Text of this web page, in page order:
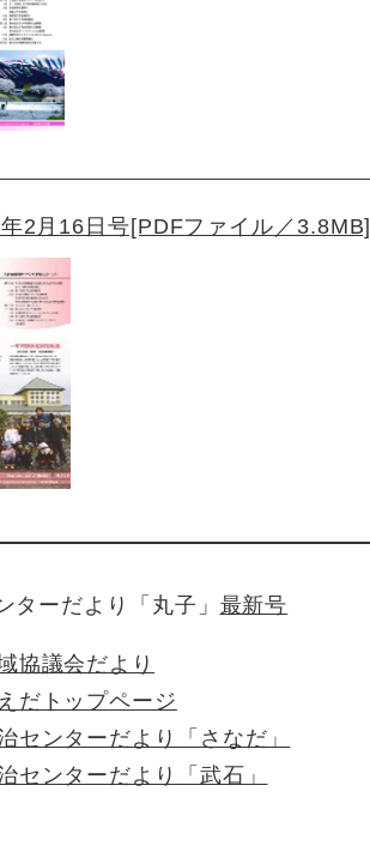
2月16日号[PDFファイル／3.8MB]
ターだより「丸子」 最新号
協議会だより
だトップページ
センターだより「さなだ」
センターだより「武石」